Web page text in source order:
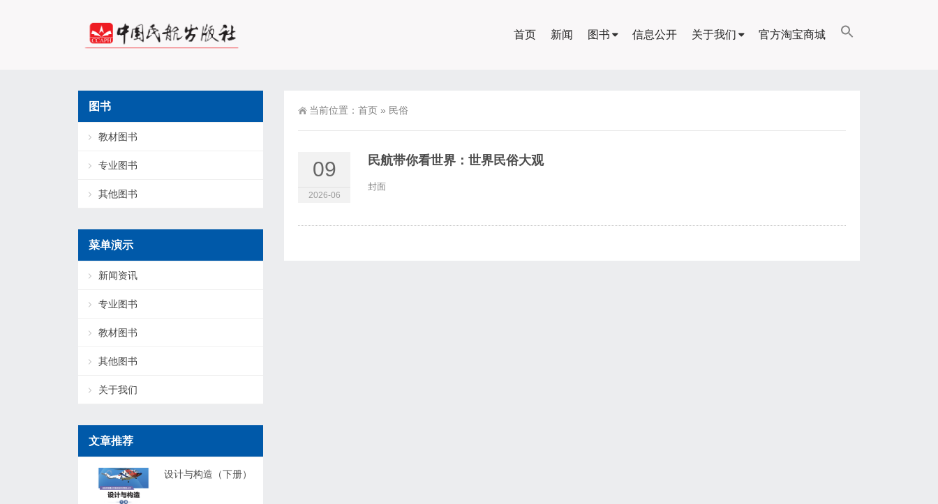
首页 新闻 图书 信息公开 关于我们 官方淘宝商城
当前位置： 首页 » 民俗
09
2026-06
民航带你看世界：世界民俗大观
封面
图书
教材图书
专业图书
其他图书
菜单演示
新闻资讯
专业图书
教材图书
其他图书
关于我们
文章推荐
设计与构造（下册）